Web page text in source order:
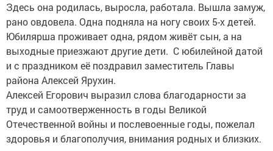
Здесь она родилась, выросла, работала. Вышла замуж,
рано овдовела. Одна подняла на ногу своих 5-х детей.
Юбилярша проживает одна, рядом живёт сын, а на
выходные приезжают другие дети. С юбилейной датой
и с праздником её поздравил заместитель Главы
района Алексей Ярухин.
Алексей Егорович выразил слова благодарности за
труд и самоотверженность в годы Великой
Отечественной войны и послевоенные годы, пожелал
здоровья и благополучия, внимания родных и близких.